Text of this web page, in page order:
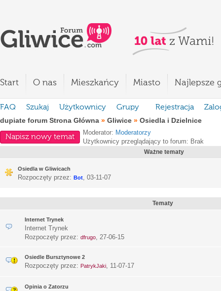
Start O nas Mieszkańcy Miasto Najlepsze
FAQ Szukaj Użytkownicy Grupy Rejestracja
dupiate forum Strona Główna » Gliwice » Osiedla i Dzielnice
Napisz nowy temat
Moderator: Moderatorzy
Użytkownicy przeglądający to forum: Brak
Ważne tematy
Osiedla w Gliwicach
Rozpoczęty przez: Bot, 03-11-07
Tematy
Internet Trynek
Internet Trynek
Rozpoczęty przez: dfrugo, 27-06-15
Osiedle Bursztynowe 2
Rozpoczęty przez: PatrykJaki, 11-07-17
Opinia o Zatorzu